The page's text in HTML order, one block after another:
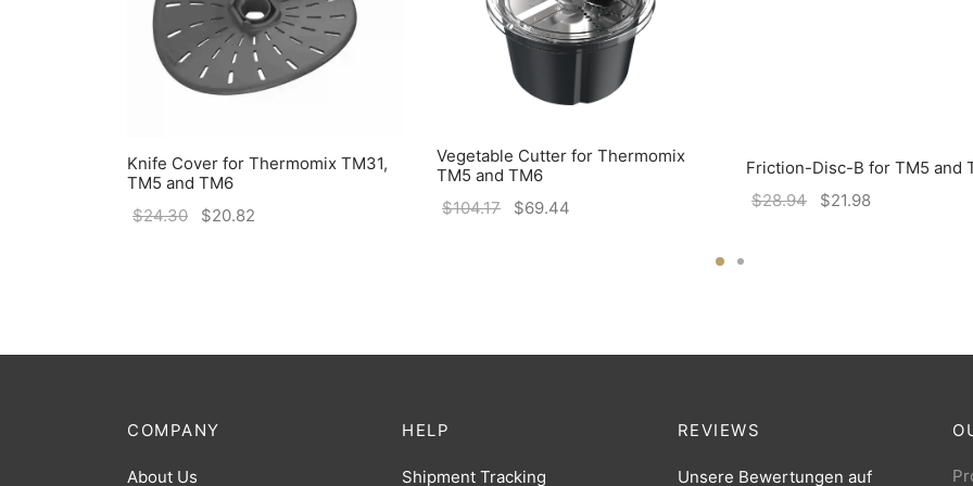
Knife Cover for Thermomix TM31,
TM5 and TM6
$24.30 $20.82
Vegetable Cutter for Thermomix
TM5 and TM6
$104.17 $69.44
Friction-Disc-B for TM5 and
$28.94 $21.98
HELP
Shipment Tracking
REVIEWS
Unsere Bewertungen auf
COMPANY
About Us